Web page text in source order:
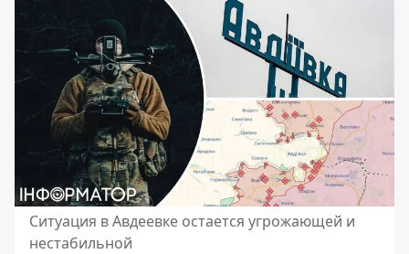
Ситуация в Авдеевке остается угрожающей и
нестабильной